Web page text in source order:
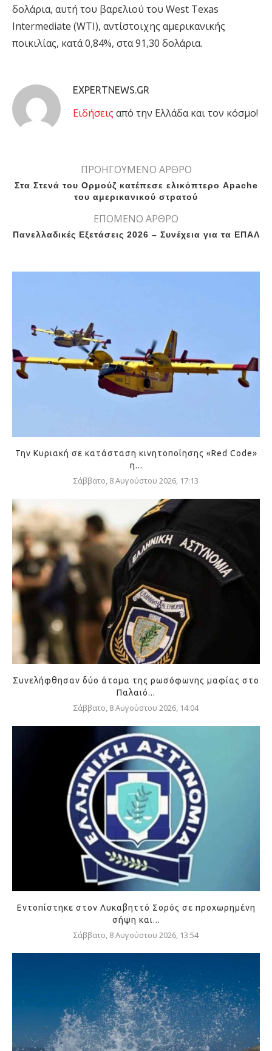
δολάρια, αυτή του βαρελιού του West Texas
Intermediate (WTI), αντίστοιχης αμερικανικής
ποικιλίας, κατά 0,84%, στα 91,30 δολάρια.
EXPERTNEWS.GR
Eιδήσεις από την Ελλάδα και τον κόσμο!
ΠΡΟΗΓΟΥΜΕΝΟ ΑΡΘΡΟ
Στα Στενά του Ορμούζ κατέπεσε ελικόπτερο Apache
του αμερικανικού στρατού
ΕΠΟΜΕΝΟ ΑΡΘΡΟ
Πανελλαδικές Εξετάσεις 2026 – Συνέχεια για τα ΕΠΑΛ
Την Κυριακή σε κατάσταση κινητοποίησης «Red Code»
η...
Σάββατο, 8 Αυγούστου 2026, 17:13
Συνελήφθησαν δύο άτομα της ρωσόφωνης μαφίας στο
Παλαιό...
Σάββατο, 8 Αυγούστου 2026, 14:04
Εντοπίστηκε στον Λυκαβηττό Σορός σε προχωρημένη
σήψη και...
Σάββατο, 8 Αυγούστου 2026, 13:54